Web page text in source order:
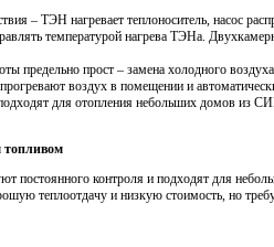
– ТЭН нагревает теплоноситель, насос
температурой нагрева ТЭНа.
предельно прост – замена холодного
воздух в помещении и
для отопления небольших домов из
топливом
постоянного контроля и подходят для
теплоотдачу и низкую стоимость, но